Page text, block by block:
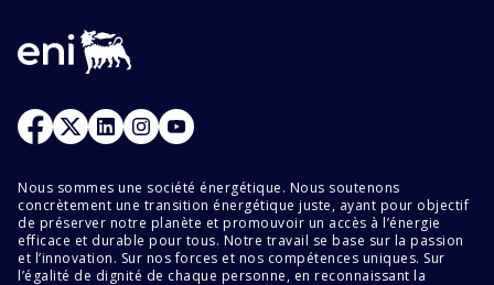
Nous sommes une société énergétique. Nous soutenons
concrètement une transition énergétique juste, ayant pour objectif
de préserver notre planète et promouvoir un accès à l’énergie
efficace et durable pour tous. Notre travail se base sur la passion
et l’innovation. Sur nos forces et nos compétences uniques. Sur
l’égalité de dignité de chaque personne, en reconnaissant la